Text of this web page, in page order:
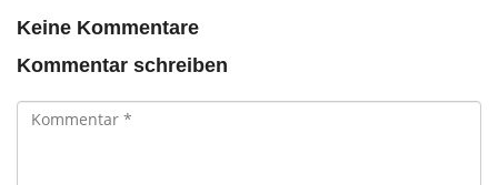
Keine Kommentare
Kommentar schreiben